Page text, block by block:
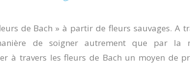
de Bach » à partir de fleurs sauvages. A
de soigner autrement que par la
à travers les fleurs de Bach un moyen de